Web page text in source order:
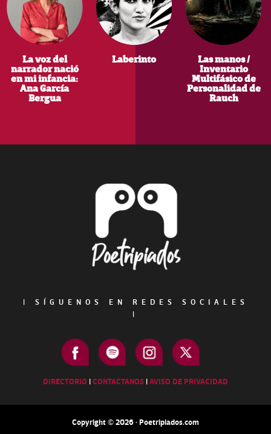
La voz del
narrador nació
en mi infancia:
Ana García
Bergua
Laberinto
Las manos /
Inventario
Multifásico de
Personalidad de
Rauch
|
SÍGUENOS EN REDES SOCIALES
|
DIRECTORIO |CONTACTANOS |AVISO DE PRIVACIDAD
Copyright © 2026 · Poetripiados.com